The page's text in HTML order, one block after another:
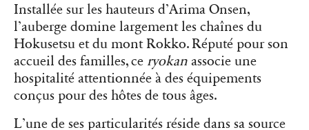
Installée sur les hauteurs d’Arima Onsen,
l’auberge domine largement les chaînes du
Hokusetsu et du mont Rokko. Réputé pour son
accueil des familles, ce ryokan associe une
hospitalité attentionnée à des équipements
conçus pour des hôtes de tous âges.
L’une de ses particularités réside dans sa source